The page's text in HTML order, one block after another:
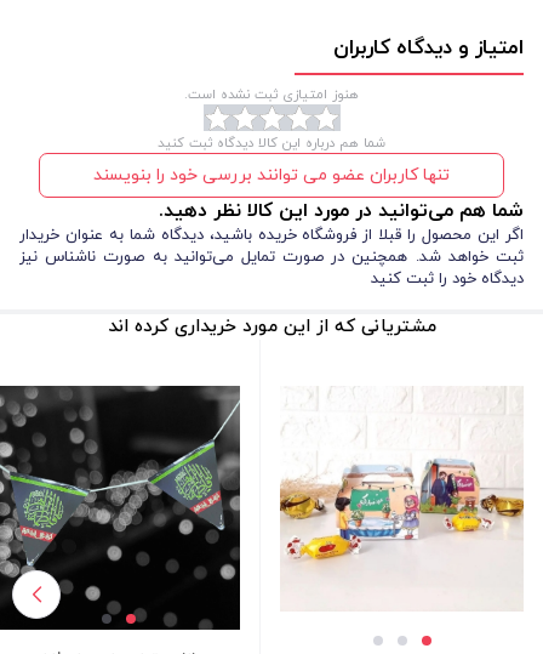
امتیاز و دیدگاه کاربران
هنوز امتیازی ثبت نشده است.
شما هم درباره این کالا دیدگاه ثبت کنید
تنها کاربران عضو می توانند بررسی خود را بنویسند
شما هم می‌توانید در مورد این کالا نظر دهید.
اگر این محصول را قبلا از فروشگاه خریده باشید، دیدگاه شما به عنوان خریدار
ثبت خواهد شد. همچنین در صورت تمایل می‌توانید به صورت ناشناس نیز
دیدگاه خود را ثبت کنید
مشتریانی که از این مورد خریداری کرده اند